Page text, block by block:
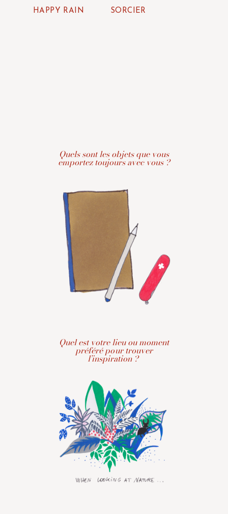
HAPPY RAIN SORCIER
Quels sont les objets que vous
emportez toujours avec vous ?
Quel est votre lieu ou moment
préféré pour trouver
l’inspiration ?